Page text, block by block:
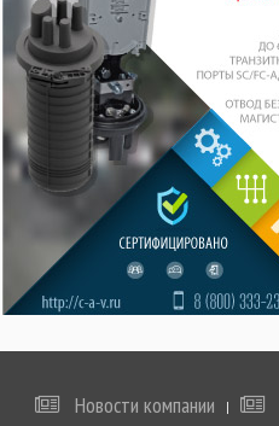
Новости компании